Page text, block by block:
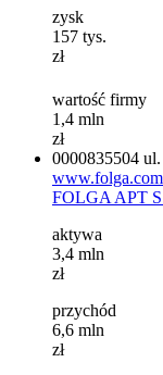
zysk
157 tys.
zł
wartość firmy
1,4 mln
zł
0000835504 ul.
FOLGA APT
aktywa
3,4 mln
zł
przychód
6,6 mln
zł